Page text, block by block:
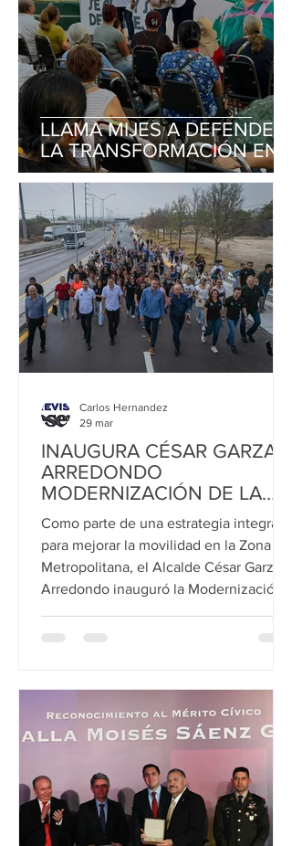
LLAMA MIJES A DEFENDER
LA TRANSFORMACIÓN EN
MONTERREY Y TODO
NUEVO LEÓN
INAUGURA CÉSAR GARZA
ARREDONDO
MODERNIZACIÓN DE LA
CARRETERA APODACA-
VILLA JUÁREZ
Como parte de una estrategia integral
para mejorar la movilidad en la Zona
Metropolitana, el Alcalde César Garza
Arredondo inauguró la Modernización
en el tramo comprendido desde la
comodidad a miles de conductores que
transitan por este sector. El edil destacó
que esta infraestructura responde a una
de las principales demanda
Carlos Hernandez
29 mar